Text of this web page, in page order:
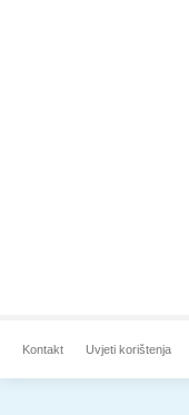
Kontakt Uvjeti korištenja